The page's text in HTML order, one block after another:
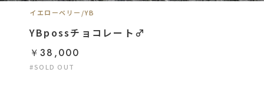
イエローベリー/YB
YBpossチョコレート♂
￥38,000
#SOLD OUT